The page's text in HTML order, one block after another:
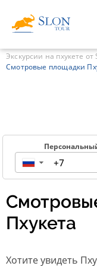
Экскурсии на пхукете от
Смотровые площадки
▼
Пхукета
Хотите увидеть